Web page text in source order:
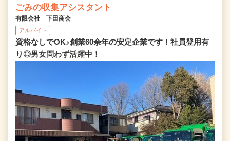
ごみの収集アシスタント
有限会社 下田商会
アルバイト
資格なしでOK♪創業60余年の安定企業です！社員登用有
り◎男女問わず活躍中！